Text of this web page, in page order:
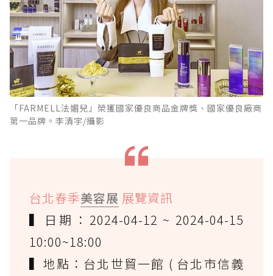
「FARMELL法媚兒」榮獲國家優良商品金牌獎、國家優良廠商
第一品牌。李清宇/攝影
台北春季美容展 展覽資訊
▍日期：2024-04-12 ~ 2024-04-15
10:00~18:00
▍地點：台北世貿一館 ( 台北市信義